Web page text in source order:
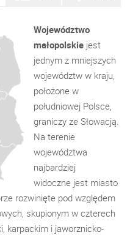
Województwo
małopolskie jest
jednym z mniejszych
województw w kraju,
położone w
południowej Polsce,
graniczy ze Słowacją.
Na terenie
województwa
najbardziej
widoczne jest miasto
rozwinięte pod względem
skupionym w czterech
karpackim i jaworznicko-